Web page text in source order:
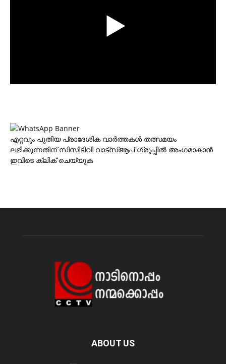
എറ്റവും പുതിയ പ്രാദേശിക വാര്‍ത്തകള്‍ തത്സമയം
ലഭിക്കുന്നതിന് സിസിടിവി വാട്‌സ്ആപ് ഗ്രൂപ്പില്‍ അംഗമാകാന്‍
ഇവിടെ ക്ലിക് ചെയ്യുക
ABOUT US